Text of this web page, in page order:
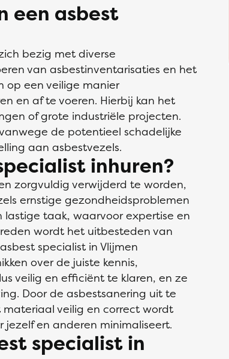
een asbest
bezig met diverse
van asbestinventarisaties en het
op een veilige manier
en af te voeren. Hierbij kan het
of grote industriële projecten.
de potentieel schadelijke
aan asbestvezels.
inhuren?
zorgvuldig verwijderd te worden,
ernstige gezondheidsproblemen
lastige taak, waarvoor expertise en
wordt het uitbesteden van
specialist in Vlijmen
over de juiste kennis,
veilig en efficiënt te klaren, en ze
Door de asbestsanering uit te
veilig en correct wordt
jezelf en anderen minimaliseert.
specialist in